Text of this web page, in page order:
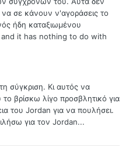
να σε κάνουν ν'αγοράσεις το
ήδη καταξιωμένου
and it has nothing to do with
σύγκριση. Κι αυτός να
βρίσκω λίγο προσβλητικό για
του Jordan για να πουλήσει.
για τον Jordan...